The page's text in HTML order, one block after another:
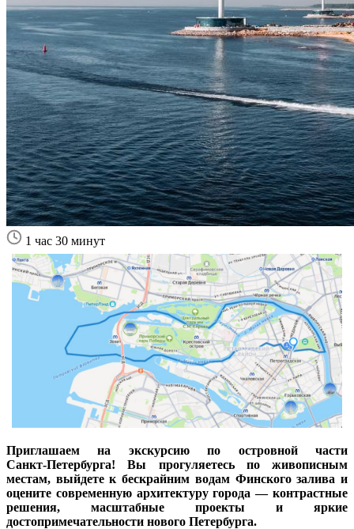
1 час 30 минут
Приглашаем на экскурсию по островной части
Санкт‑Петербурга! Вы прогуляетесь по живописным
местам, выйдете к бескрайним водам Финского залива и
оцените современную архитектуру города — контрастные
решения, масштабные проекты и яркие
достопримечательности нового Петербурга.